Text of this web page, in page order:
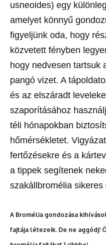
usneoides) egy
amelyet könnyű
figyeljünk oda, hogy
közvetett fényben
hogy nedvesen tartsuk
pangó vizet. A
és az elszáradt
szaporításához
téli hónapokban
hőmérsékletet.
fertőzésekre és a
a tippek segítenek
szakállbromélia sikeres
A Bromélia gondozása
fajtája létezeik. De ne aggódj!